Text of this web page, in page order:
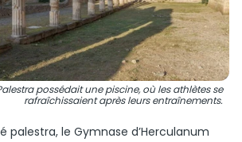
possédait une piscine, où les athlètes se
rafraîchissaient après leurs entraînements.
palestra, le Gymnase d’Herculanum